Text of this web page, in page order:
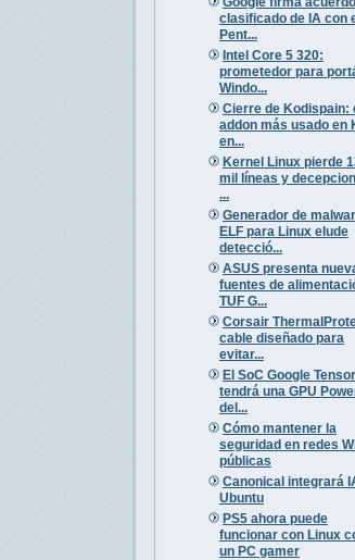
clasificado de IA con
Pent...
Intel Core 5 320:
prometedor para
Windo...
Cierre de Kodispain:
addon más usado en
en...
Kernel Linux pierde
mil líneas y
...
Generador de
ELF para Linux elude
detecció...
ASUS presenta
fuentes de
TUF G...
Corsair
cable diseñado para
evitar...
El SoC Google
tendrá una GPU
del...
Cómo mantener la
seguridad en redes
públicas
Canonical integrará
Ubuntu
PS5 ahora puede
funcionar con Linux
un PC gamer